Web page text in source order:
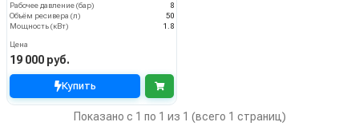
Рабочее давление (бар)
8
Объём ресивера (л)
50
Мощность (кВт)
1.8
Цена
19 000 руб.
Купить
Показано с 1 по 1 из 1 (всего 1 страниц)